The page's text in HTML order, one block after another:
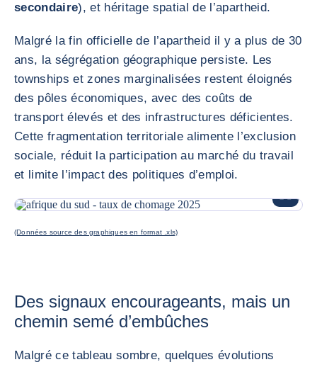
secondaire), et héritage spatial de l’apartheid.
Malgré la fin officielle de l’apartheid il y a plus de 30
ans, la ségrégation géographique persiste. Les
townships et zones marginalisées restent éloignés
des pôles économiques, avec des coûts de
transport élevés et des infrastructures déficientes.
Cette fragmentation territoriale alimente l’exclusion
sociale, réduit la participation au marché du travail
et limite l’impact des politiques d’emploi.
(Données source des graphiques en format .xls)
Des signaux encourageants, mais un
chemin semé d’embûches
Malgré ce tableau sombre, quelques évolutions